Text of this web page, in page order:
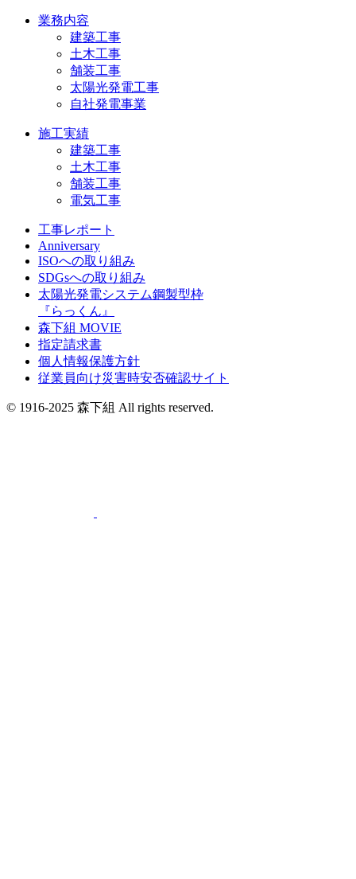
業務内容
建築工事
土木工事
舗装工事
太陽光発電工事
自社発電事業
施工実績
建築工事
土木工事
舗装工事
電気工事
工事レポート
Anniversary
ISOへの取り組み
SDGsへの取り組み
太陽光発電システム鋼製型枠
『らっくん』
森下組 MOVIE
指定請求書
個人情報保護方針
従業員向け災害時安否確認サイト
© 1916-2025 森下組 All rights reserved.